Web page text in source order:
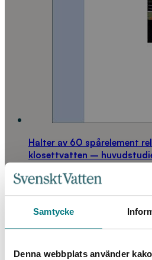
Samtycke
Denna webbplats använder
Halter av 60 spårelement
klosettvatten –
LÄS MER